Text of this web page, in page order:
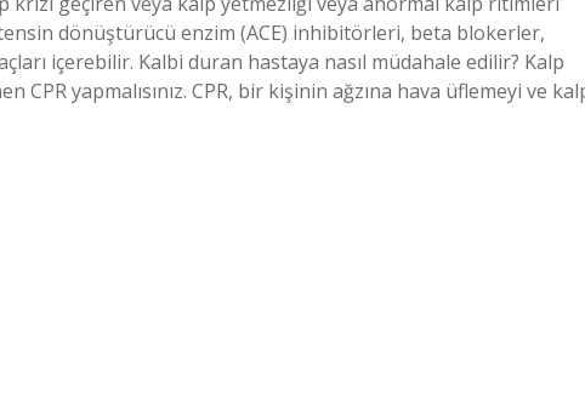
dönüştürücü enzim (ACE) inhibitörleri, beta blokerler,
içerebilir. Kalbi duran hastaya nasıl müdahale edilir? Kalp
yapmalısınız. CPR, bir kişinin ağzına hava üflemeyi ve